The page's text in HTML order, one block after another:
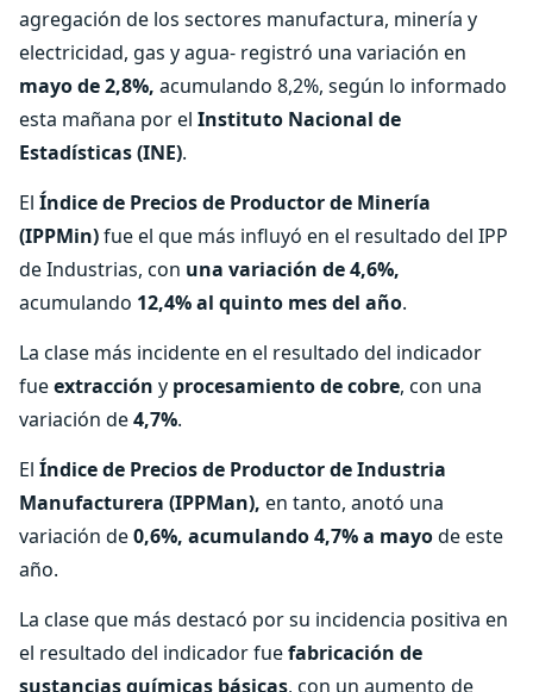
agregación de los sectores manufactura, minería y
electricidad, gas y agua- registró una variación en
mayo de 2,8%, acumulando 8,2%, según lo informado
esta mañana por el Instituto Nacional de
Estadísticas (INE).
El Índice de Precios de Productor de Minería
(IPPMin)fue el que más influyó en el resultado del IPP
de Industrias, con una variación de 4,6%,
acumulando 12,4% al quinto mes del año.
La clase más incidente en el resultado del indicador
fueextracción y procesamientode cobre, con una
variación de4,7%.
El Índice de Precios de Productor de Industria
Manufacturera (IPPMan), en tanto, anotó una
variación de0,6%, acumulando 4,7% a mayode este
año.
La clase que más destacó por su incidencia positiva en
el resultado del indicador fuefabricación de
sustancias químicas básicas, con un aumento de